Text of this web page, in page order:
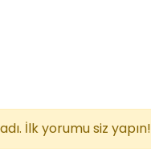
İlk yorumu siz yapın!